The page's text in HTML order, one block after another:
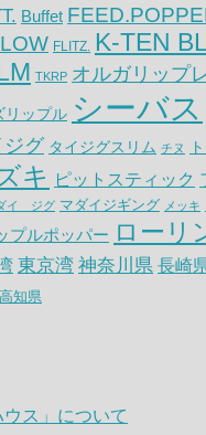
Buffet
FLITZ.
K-TEN
TKRP オルガリップ
リップル シーバス
ジグ タイジグスリム チヌ
キ ピットスティック
イ ジグ マダイジギング メッキ
プルポッパー ローリ
東京湾 神奈川県 長崎
高知県
ウス」について